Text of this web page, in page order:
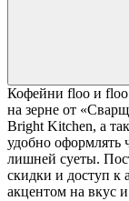
Кофейни floo и floo
на зерне от
Bright Kitchen, а
удобно оформлять
лишней суеты.
скидки и доступ
акцентом на вкус